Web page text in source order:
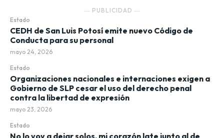
― PUBLICIDAD ―
Estado
CEDH de San Luis Potosí emite nuevo Código de
Conducta para su personal
mayo 24, 2026
Estado
Organizaciones nacionales e internaciones exigen a
Gobierno de SLP cesar el uso del derecho penal
contra la libertad de expresión
mayo 23, 2026
Estado
No lo voy a dejar solos, mi corazón late junto al de